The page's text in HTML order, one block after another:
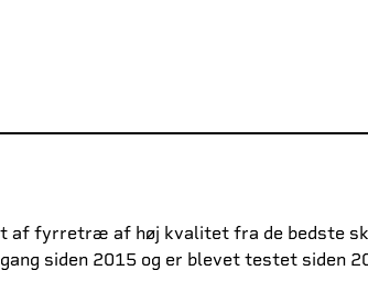
af fyrretræ af høj kvalitet fra de bedste
siden 2015 og er blevet testet siden